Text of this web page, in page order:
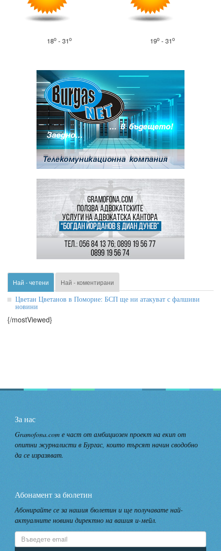
18o- 31o 19o- 31o
Най - четени Най - коментирани
Цветан Цветанов в Поморие: БСП ще ни атакуват с фалшиви
новини
{/mostViewed}
За нас
Gramofona.com е част от амбициозен проект на екип от
опитни журналисти в Бургас, които търсят начин сводобно
да се изразяват.
Абонамент за бюлетин
Абонирайте се за нашия бюлетин и ще получавате най-
актуалните новини директно на вашия и-мейл.